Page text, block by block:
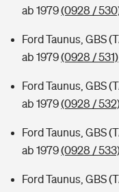
ab 1979(0928 /
Ford Taunus, GBS
ab 1979(0928 / 531)
Ford Taunus, GBS
ab 1979(0928 /
Ford Taunus, GBS
ab 1979(0928 /
Ford Taunus, GBS